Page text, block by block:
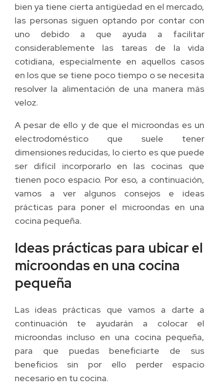
bien ya tiene cierta antigüedad en el mercado,
las personas siguen optando por contar con
uno debido a que ayuda a facilitar
considerablemente las tareas de la vida
cotidiana, especialmente en aquellos casos
en los que se tiene poco tiempo o se necesita
resolver la alimentación de una manera más
veloz.
A pesar de ello y de que el microondas es un
electrodoméstico que suele tener
dimensiones reducidas, lo cierto es que puede
ser difícil incorporarlo en las cocinas que
tienen poco espacio. Por eso, a continuación,
vamos a ver algunos consejos e ideas
prácticas para poner el microondas en una
cocina pequeña.
Ideas prácticas para ubicar el
microondas en una cocina
pequeña
Las ideas prácticas que vamos a darte a
continuación te ayudarán a colocar el
microondas incluso en una cocina pequeña,
para que puedas beneficiarte de sus
beneficios sin por ello perder espacio
necesario en tu cocina.